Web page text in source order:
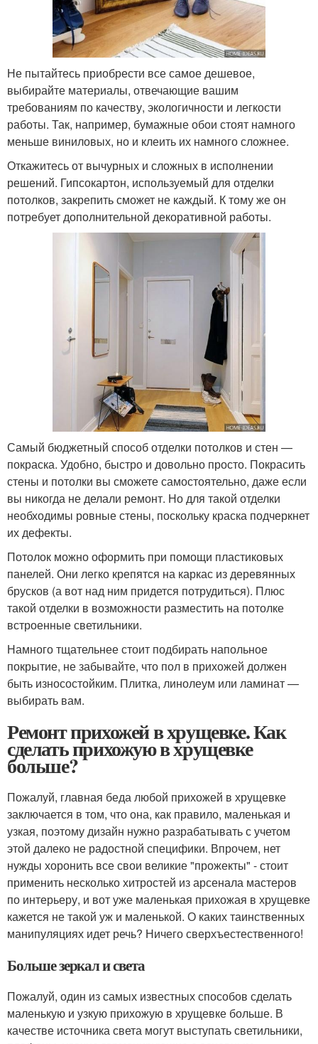
Не пытайтесь приобрести все самое дешевое,
выбирайте материалы, отвечающие вашим
требованиям по качеству, экологичности и легкости
работы. Так, например, бумажные обои стоят намного
меньше виниловых, но и клеить их намного сложнее.
Откажитесь от вычурных и сложных в исполнении
решений. Гипсокартон, используемый для отделки
потолков, закрепить сможет не каждый. К тому же он
потребует дополнительной декоративной работы.
Самый бюджетный способ отделки потолков и стен —
покраска. Удобно, быстро и довольно просто. Покрасить
стены и потолки вы сможете самостоятельно, даже если
вы никогда не делали ремонт. Но для такой отделки
необходимы ровные стены, поскольку краска подчеркнет
их дефекты.
Потолок можно оформить при помощи пластиковых
панелей. Они легко крепятся на каркас из деревянных
брусков (а вот над ним придется потрудиться). Плюс
такой отделки в возможности разместить на потолке
встроенные светильники.
Намного тщательнее стоит подбирать напольное
покрытие, не забывайте, что пол в прихожей должен
быть износостойким. Плитка, линолеум или ламинат —
выбирать вам.
Ремонт прихожей в хрущевке. Как
сделать прихожую в хрущевке
больше?
Пожалуй, главная беда любой прихожей в хрущевке
заключается в том, что она, как правило, маленькая и
узкая, поэтому дизайн нужно разрабатывать с учетом
этой далеко не радостной специфики. Впрочем, нет
нужды хоронить все свои великие "прожекты" - стоит
применить несколько хитростей из арсенала мастеров
по интерьеру, и вот уже маленькая прихожая в хрущевке
кажется не такой уж и маленькой. О каких таинственных
манипуляциях идет речь? Ничего сверхъестественного!
Больше зеркал и света
Пожалуй, один из самых известных способов сделать
маленькую и узкую прихожую в хрущевке больше. В
качестве источника света могут выступать светильники,